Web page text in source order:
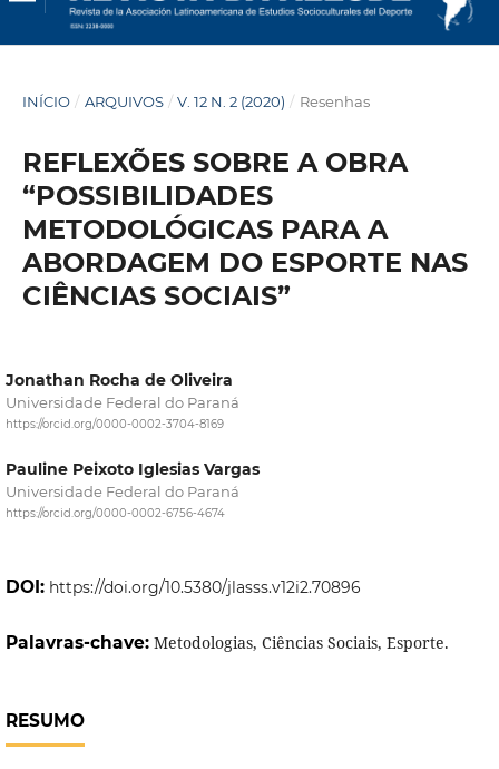
INÍCIO / ARQUIVOS / V. 12 N. 2 (2020) / Resenhas
REFLEXÕES SOBRE A OBRA
“POSSIBILIDADES
METODOLÓGICAS PARA A
ABORDAGEM DO ESPORTE NAS
CIÊNCIAS SOCIAIS”
Jonathan Rocha de Oliveira
Universidade Federal do Paraná
https://orcid.org/0000-0002-3704-8169
Pauline Peixoto Iglesias Vargas
Universidade Federal do Paraná
https://orcid.org/0000-0002-6756-4674
DOI: https://doi.org/10.5380/jlasss.v12i2.70896
Palavras-chave: Metodologias, Ciências Sociais, Esporte.
RESUMO